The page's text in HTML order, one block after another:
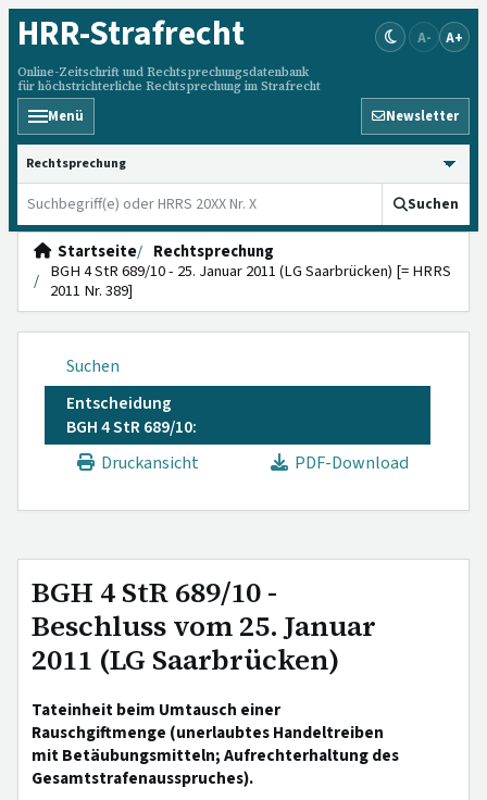
HRR-Strafrecht
Online-Zeitschrift und Rechtsprechungsdatenbank
für höchstrichterliche Rechtsprechung im Strafrecht
A- A+
Menü Newsletter
HRRS durchsuchen
Suchen
Startseite
Rechtsprechung
BGH 4 StR 689/10 - 25. Januar 2011 (LG Saarbrücken) [= HRRS
2011 Nr. 389]
Suchen
Entscheidung
BGH 4 StR 689/10:
Druckansicht
PDF-Download
BGH 4 StR 689/10 -
Beschluss vom 25. Januar
2011 (LG Saarbrücken)
Tateinheit beim Umtausch einer
Rauschgiftmenge (unerlaubtes Handeltreiben
mit Betäubungsmitteln; Aufrechterhaltung des
Gesamtstrafenausspruches).